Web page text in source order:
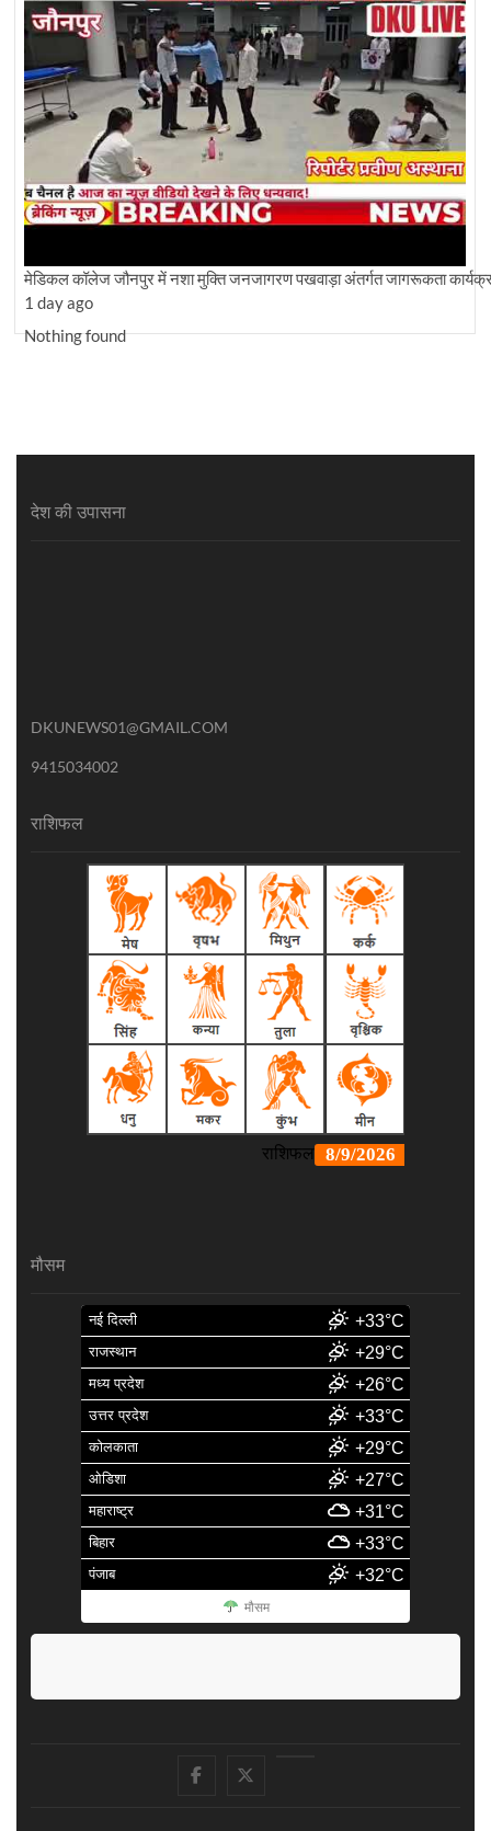
मेडिकल कॉलेज जौनपुर में नशा मुक्ति जनजागरण पखवाड़ा अंतर्गत जागरूकता
1 day ago
Nothing found
देश की उपासना
DKUNEWS01@GMAIL.COM
9415034002
राशिफल
मौसम
नई दिल्ली +33°C
राजस्थान +29°C
मध्य प्रदेश +26°C
उत्तर प्रदेश +33°C
कोलकाता +29°C
ओडिशा +27°C
महाराष्ट्र +31°C
बिहार +33°C
पंजाब +32°C
मौसम
facebook